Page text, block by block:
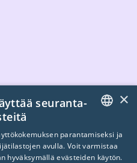
FINNISH
×
seuranta-
parantamiseksi ja
avulla. Voit varmistaa
hyväksymällä evästeiden käytön.